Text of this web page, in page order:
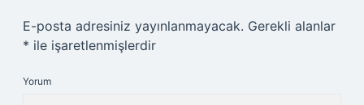
E-posta adresiniz yayınlanmayacak. Gerekli alanlar
* ile işaretlenmişlerdir
Yorum